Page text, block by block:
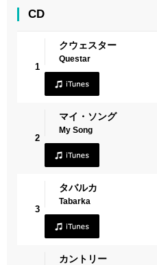
CD
1
クウェスター
Questar
2
マイ・ソング
My Song
3
タバルカ
Tabarka
カントリー